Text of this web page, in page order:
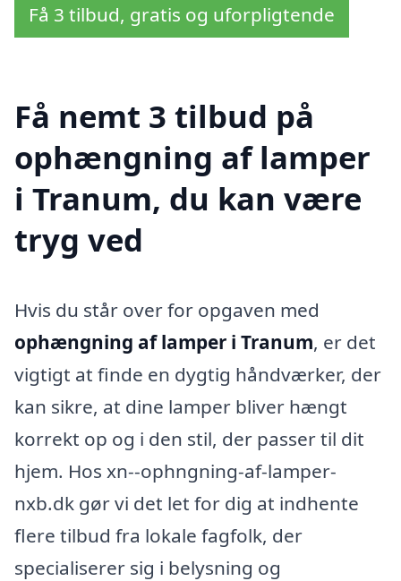
Få 3 tilbud, gratis og uforpligtende
Få nemt 3 tilbud på
ophængning af lamper
i Tranum, du kan være
tryg ved
Hvis du står over for opgaven med
ophængning af lamper i Tranum, er det
vigtigt at finde en dygtig håndværker, der
kan sikre, at dine lamper bliver hængt
korrekt op og i den stil, der passer til dit
hjem. Hos xn--ophngning-af-lamper-
nxb.dk gør vi det let for dig at indhente
flere tilbud fra lokale fagfolk, der
specialiserer sig i belysning og